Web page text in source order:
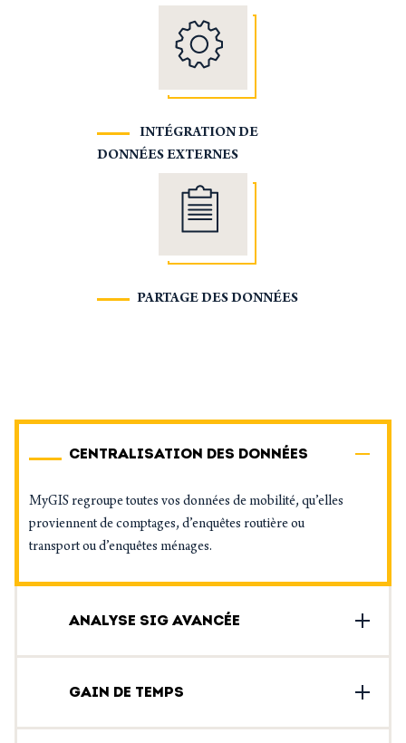
INTÉGRATION DE
DONNÉES EXTERNES
PARTAGE DES DONNÉES
CENTRALISATION DES DONNÉES
MyGIS regroupe toutes vos données de mobilité, qu’elles
proviennent de comptages, d’enquêtes routière ou
transport ou d’enquêtes ménages.
ANALYSE SIG AVANCÉE
GAIN DE TEMPS